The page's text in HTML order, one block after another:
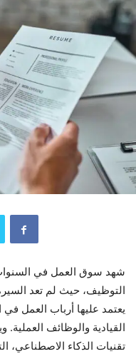
شهد سوق العمل في السنوات
التوظيف، حيث لم تعد السيرة
يعتمد عليها أرباب العمل
القيادية والوظائف العملية.
تقنيات الذكاء الاصطناعي،